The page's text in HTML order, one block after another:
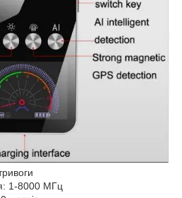
1-8000 МГц